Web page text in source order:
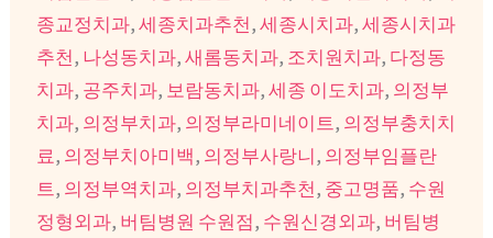
종교정치과,세종치과추천,세종시치과,세종시치과
추천, 나성동치과,새롬동치과, 조치원치과, 다정동
치과, 공주치과, 보람동치과,세종 이도치과, 의정부
치과, 의정부치과, 의정부라미네이트, 의정부충치치
료, 의정부치아미백, 의정부사랑니, 의정부임플란
트, 의정부역치과, 의정부치과추천, 중고명품, 수원
정형외과, 버팀병원 수원점, 수원신경외과, 버팀병